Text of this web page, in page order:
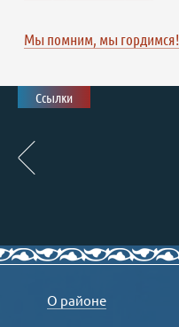
Мы помним, мы гордимся!
Ссылки
О районе